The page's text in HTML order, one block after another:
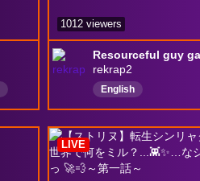
rekrap2
English
1012 viewers
LIVE